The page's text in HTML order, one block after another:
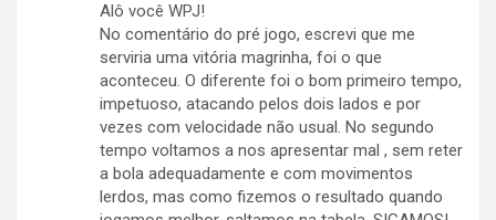
Alô você WPJ!
No comentário do pré jogo, escrevi que me
serviria uma vitória magrinha, foi o que
aconteceu. O diferente foi o bom primeiro tempo,
impetuoso, atacando pelos dois lados e por
vezes com velocidade não usual. No segundo
tempo voltamos a nos apresentar mal , sem reter
a bola adequadamente e com movimentos
lerdos, mas como fizemos o resultado quando